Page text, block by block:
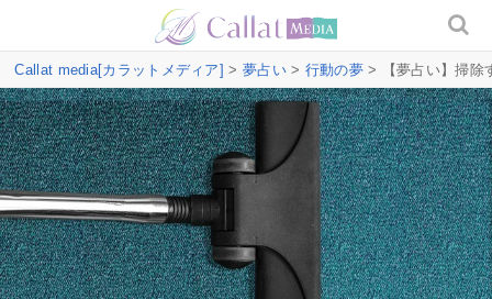
Callat media[カラットメディア] > 夢占い> 行動の夢> 【夢占い】掃除